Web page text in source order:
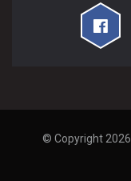
© Copyright 2026